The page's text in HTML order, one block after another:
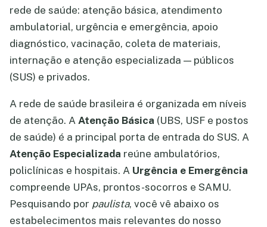
rede de saúde: atenção básica, atendimento
ambulatorial, urgência e emergência, apoio
diagnóstico, vacinação, coleta de materiais,
internação e atenção especializada — públicos
(SUS) e privados.
A rede de saúde brasileira é organizada em níveis
de atenção. A Atenção Básica (UBS, USF e postos
de saúde) é a principal porta de entrada do SUS. A
Atenção Especializada reúne ambulatórios,
policlínicas e hospitais. A Urgência e Emergência
compreende UPAs, prontos-socorros e SAMU.
Pesquisando por paulista, você vê abaixo os
estabelecimentos mais relevantes do nosso